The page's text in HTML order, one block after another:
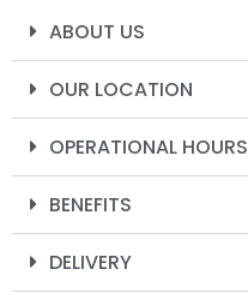
ABOUT US
OUR LOCATION
OPERATIONAL HOURS
BENEFITS
DELIVERY